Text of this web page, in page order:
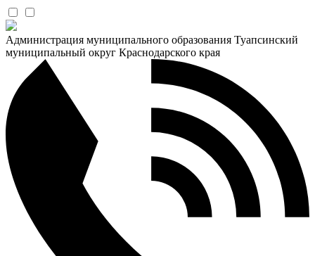
Администрация муниципального образования Туапсинский
муниципальный округ Краснодарского края